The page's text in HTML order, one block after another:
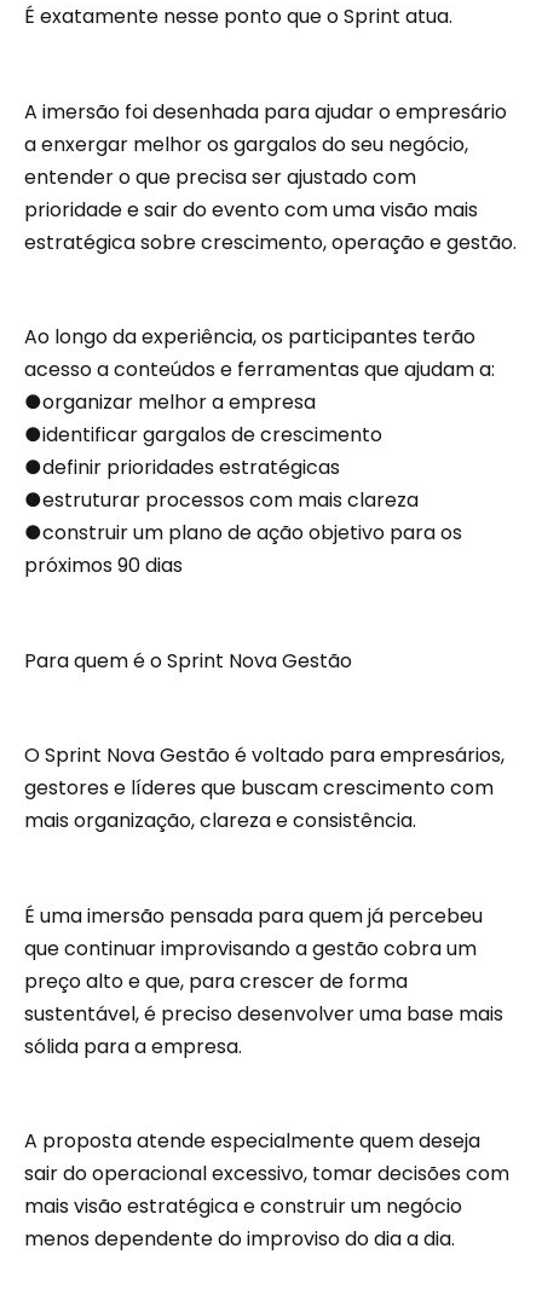
É exatamente nesse ponto que o Sprint atua.
A imersão foi desenhada para ajudar o empresário
a enxergar melhor os gargalos do seu negócio,
entender o que precisa ser ajustado com
prioridade e sair do evento com uma visão mais
estratégica sobre crescimento, operação e gestão.
Ao longo da experiência, os participantes terão
acesso a conteúdos e ferramentas que ajudam a:
●organizar melhor a empresa
●identificar gargalos de crescimento
●definir prioridades estratégicas
●estruturar processos com mais clareza
●construir um plano de ação objetivo para os
próximos 90 dias
Para quem é o Sprint Nova Gestão
O Sprint Nova Gestão é voltado para empresários,
gestores e líderes que buscam crescimento com
mais organização, clareza e consistência.
É uma imersão pensada para quem já percebeu
que continuar improvisando a gestão cobra um
preço alto e que, para crescer de forma
sustentável, é preciso desenvolver uma base mais
sólida para a empresa.
A proposta atende especialmente quem deseja
sair do operacional excessivo, tomar decisões com
mais visão estratégica e construir um negócio
menos dependente do improviso do dia a dia.